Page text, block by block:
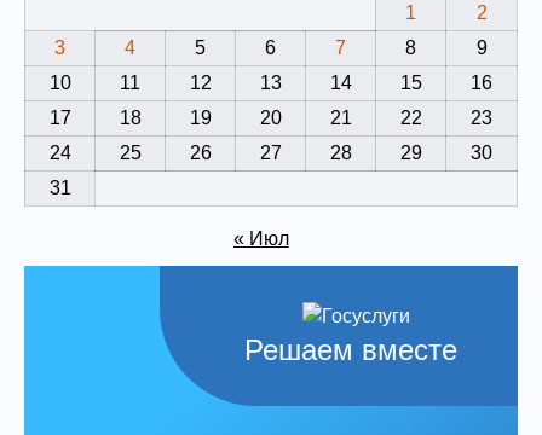
1
2
3
4 5 6 7 8
9
10
11 12 13 14 15
16
17
18 19 20 21 22
23
24
25 26 27 28 29
30
31
« Июл
Решаем вместе